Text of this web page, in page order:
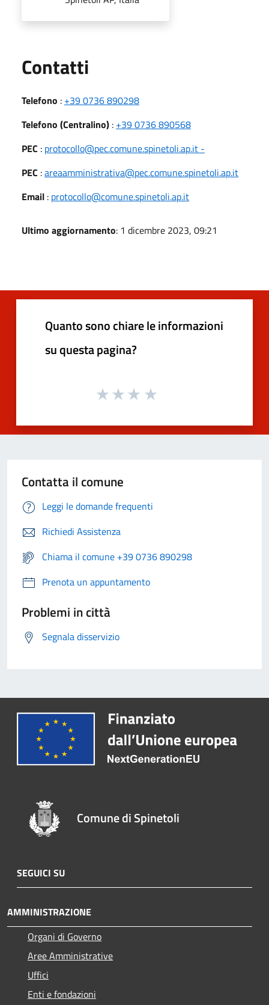
Contatti
Telefono : +39 0736 890298
Telefono (Centralino) : +39 0736 890568
PEC : protocollo@pec.comune.spinetoli.ap.it -
PEC :areaamministrativa@pec.comune.spinetoli.ap.it
Email : protocollo@comune.spinetoli.ap.it
Ultimo aggiornamento: 1 dicembre 2023, 09:21
Quanto sono chiare le informazioni
su questa pagina?
Contatta il comune
Leggi le domande frequenti
Richiedi Assistenza
Chiama il comune +39 0736 890298
Prenota un appuntamento
Problemi in città
Segnala disservizio
Comune di Spinetoli
SEGUICI SU
AMMINISTRAZIONE
Organi di Governo
Aree Amministrative
Uffici
Enti e fondazioni